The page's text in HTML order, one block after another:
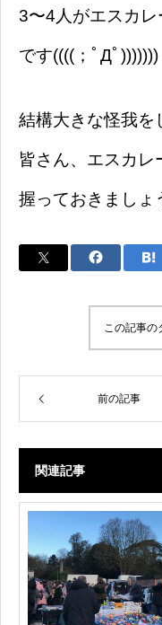
3〜4人がエスカレ
です((((；ﾟДﾟ)))))))
結構大きな怪我
皆さん、エスカレ
握っておきましょ
この記事の
前の記事
関連記事